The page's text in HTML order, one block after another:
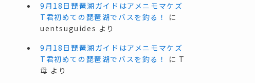
9月18日琵琶湖ガイドはアメニモマケズ
T君初めての琵琶湖でバスを釣る！
に
uentsuguides より
9月18日琵琶湖ガイドはアメニモマケズ
T君初めての琵琶湖でバスを釣る！
に T
母 より